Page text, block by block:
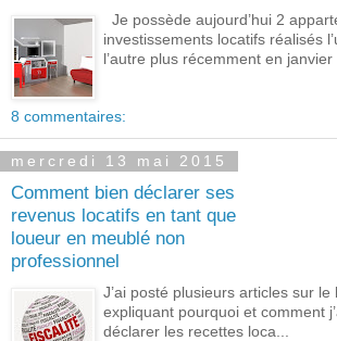
Je possède aujourd’hui 2
investissements locatifs réalisés
l’autre plus récemment en janvier
8 commentaires:
mercredi 13 mai 2015
Comment bien déclarer ses
revenus locatifs en tant que
loueur en meublé non
professionnel
J’ai posté plusieurs articles sur le
expliquant pourquoi et comment
déclarer les recettes loca...